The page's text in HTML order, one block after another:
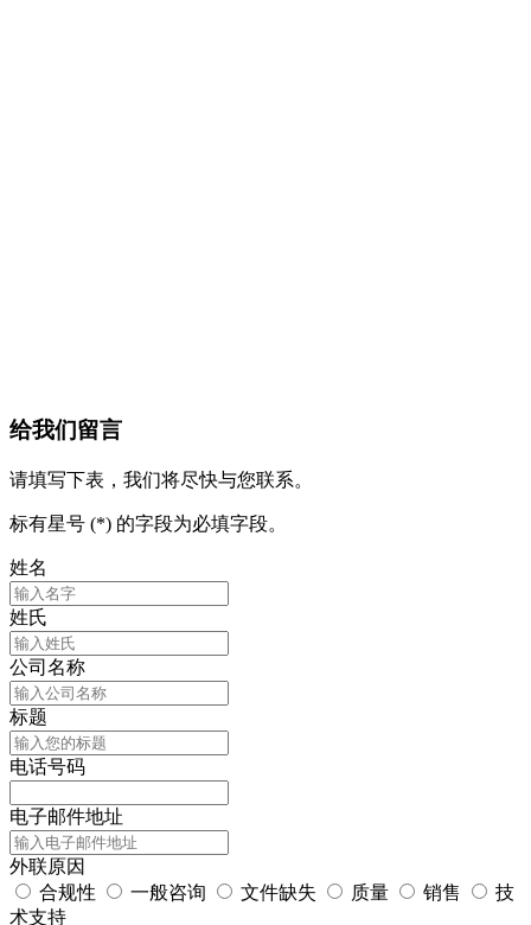
给我们留言
请填写下表，我们将尽快与您联系。
标有星号 (*) 的字段为必填字段。
姓名
姓氏
公司名称
标题
电话号码
电子邮件地址
外联原因
合规性
一般咨询 文件缺失 质量 销售
技
术支持